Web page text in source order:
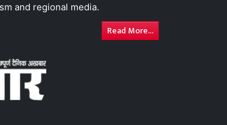
and regional media.
Read More...